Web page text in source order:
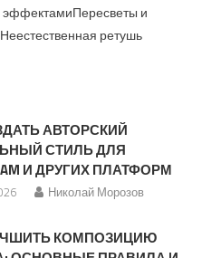
эффектамиПересветы и
ретушь
АВТОРСКИЙ
СТИЛЬ ДЛЯ
И ДРУГИХ ПЛАТФОРМ
Николай Морозов
КОМПОЗИЦИЮ